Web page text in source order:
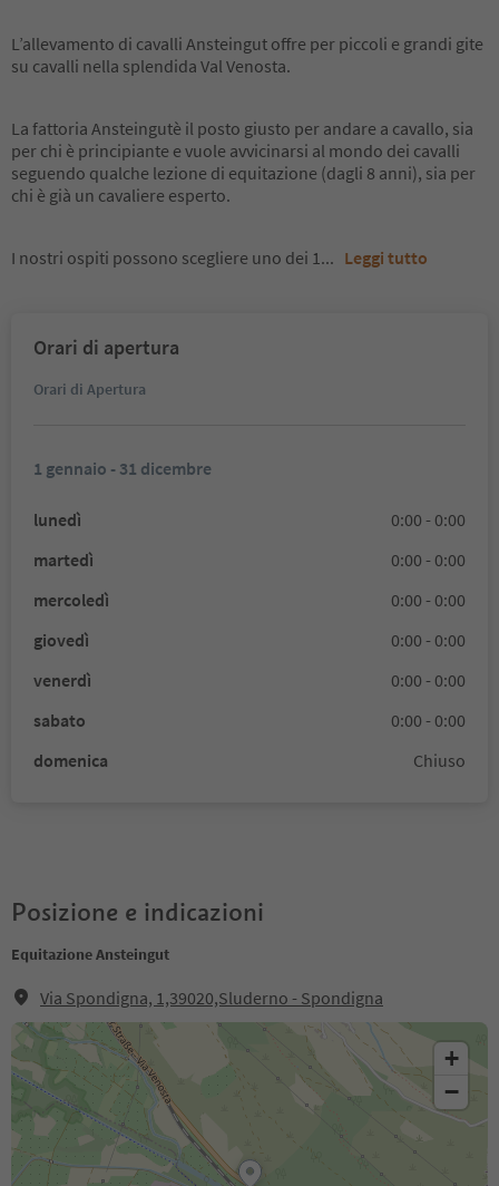
L’allevamento di cavalli Ansteingut offre per piccoli e grandi gite
su cavalli nella splendida Val Venosta.
La fattoria Ansteingutè il posto giusto per andare a cavallo, sia
per chi è principiante e vuole avvicinarsi al mondo dei cavalli
seguendo qualche lezione di equitazione (dagli 8 anni), sia per
chi è già un cavaliere esperto.
I nostri ospiti possono scegliere uno dei 1... Leggi tutto
Orari di apertura
Orari di Apertura
1 gennaio - 31 dicembre
lunedì
0:00 - 0:00
martedì
0:00 - 0:00
mercoledì
0:00 - 0:00
giovedì
0:00 - 0:00
venerdì
0:00 - 0:00
sabato
0:00 - 0:00
domenica
Chiuso
Posizione e indicazioni
Equitazione Ansteingut
Via Spondigna, 1,39020,Sluderno - Spondigna
+
−